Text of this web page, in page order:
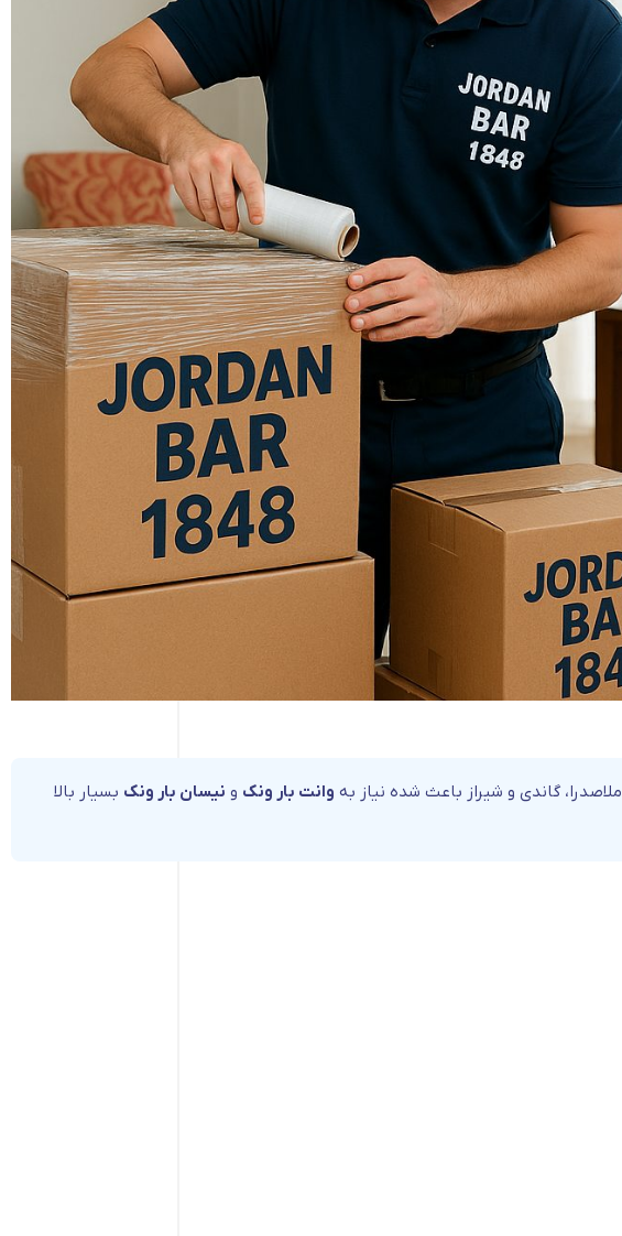
گاندی و شیراز باعث شده نیاز به وانت بار ونک و نیسان بار ونک بسیار بالا